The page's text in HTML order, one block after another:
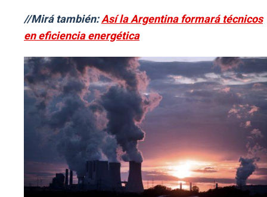
//Mirá también:Así la Argentina formará técnicos
en eficiencia energética